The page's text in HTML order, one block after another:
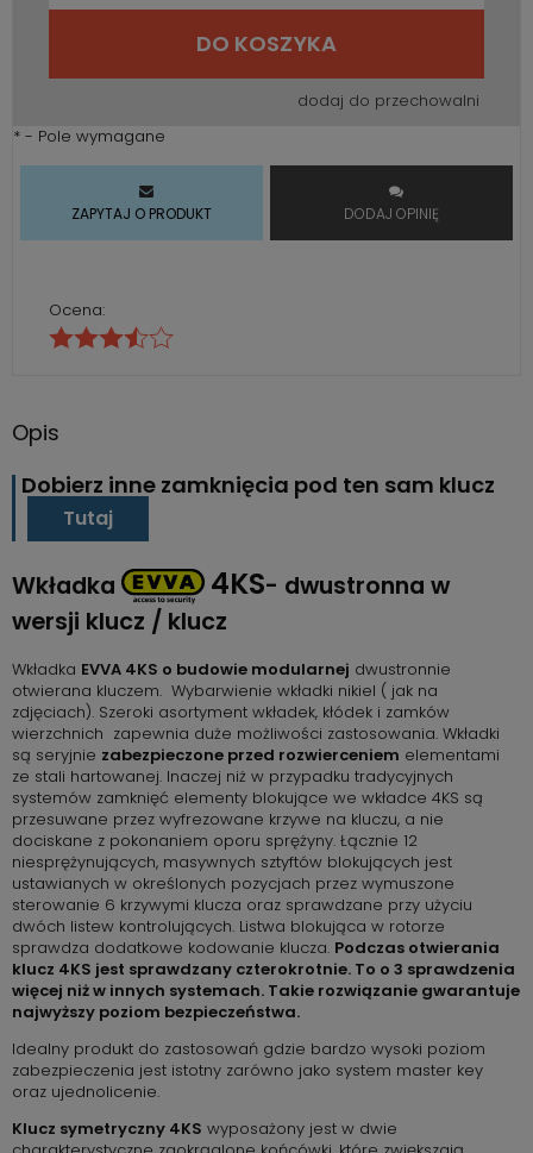
DO KOSZYKA
dodaj do przechowalni
* - Pole wymagane
Ocena:
ZAPYTAJ O PRODUKT DODAJ OPINIĘ
Opis
Dobierz inne zamknięcia pod ten sam klucz
Tutaj
Wkładka 4KS- dwustronna w
wersji klucz / klucz
Wkładka EVVA 4KS o budowie modularnej dwustronnie
otwierana kluczem. Wybarwienie wkładki nikiel ( jak na
zdjęciach). Szeroki asortyment wkładek, kłódek i zamków
wierzchnich zapewnia duże możliwości zastosowania. Wkładki
są seryjnie zabezpieczone przed rozwierceniem elementami
ze stali hartowanej. Inaczej niż w przypadku tradycyjnych
systemów zamknięć elementy blokujące we wkładce 4KS są
przesuwane przez wyfrezowane krzywe na kluczu, a nie
dociskane z pokonaniem oporu sprężyny. Łącznie 12
niesprężynujących, masywnych sztyftów blokujących jest
ustawianych w określonych pozycjach przez wymuszone
sterowanie 6 krzywymi klucza oraz sprawdzane przy użyciu
dwóch listew kontrolujących. Listwa blokująca w rotorze
sprawdza dodatkowe kodowanie klucza. Podczas otwierania
klucz 4KS jest sprawdzany czterokrotnie. To o 3 sprawdzenia
więcej niż w innych systemach. Takie rozwiązanie gwarantuje
najwyższy poziom bezpieczeństwa.
Idealny produkt do zastosowań gdzie bardzo wysoki poziom
zabezpieczenia jest istotny zarówno jako system master key
oraz ujednolicenie.
Klucz symetryczny 4KS wyposażony jest w dwie